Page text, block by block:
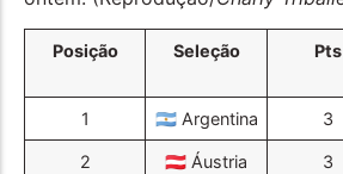
Posição Seleção Pts
1 🇦🇷 Argentina 3
2 🇦🇹 Áustria 3